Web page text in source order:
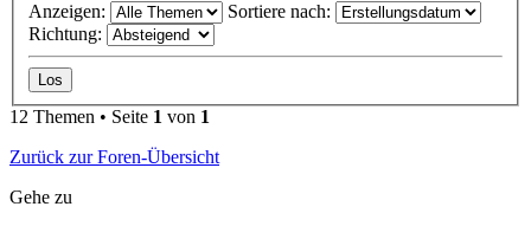
Anzeigen:
Sortiere nach:
Richtung:
12 Themen • Seite 1 von 1
Zurück zur Foren-Übersicht
Gehe zu